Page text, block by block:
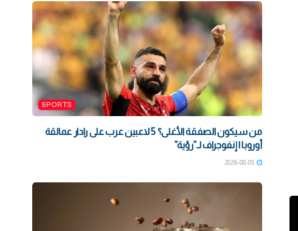
SPORTS
من سيكون الصفقة الأغلى؟ 5 لاعبين عرب على رادار عمالقة
أوروبا | إنفوجراف لـ”رؤية”
2026-08-05